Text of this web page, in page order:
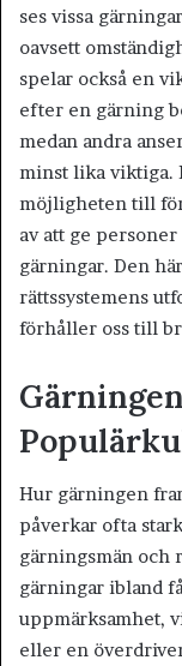
ses vissa
oavsett
spelar också en
efter en gärning
medan andra
minst lika viktiga.
möjligheten till
av att ge
gärningar. Den
rättssystemens
förhåller oss till
Hur gärningen
påverkar ofta
gärningsmän och
gärningar ibland
uppmärksamhet,
eller en